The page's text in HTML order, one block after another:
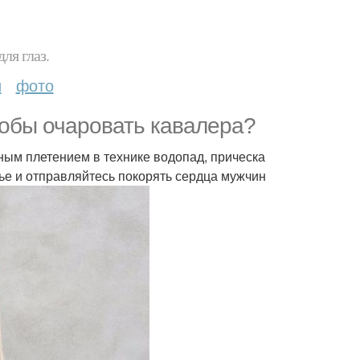
глаз.
фото
очаровать кавалера?
плетением в технике водопад, прическа
и отправляйтесь покорять сердца мужчин